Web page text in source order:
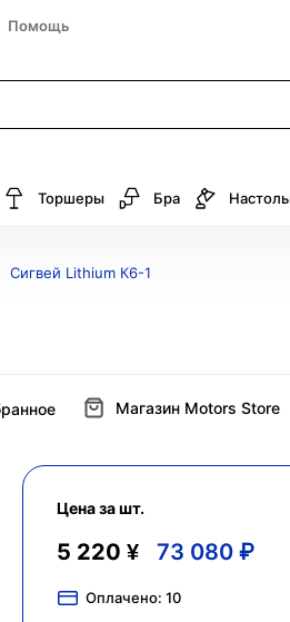
Помощь
Торшеры Бра
Сигвей Lithium К6-1
Магазин Motors Store
Цена за шт.
5 220 ¥ 73 080 ₽
Оплачено: 10